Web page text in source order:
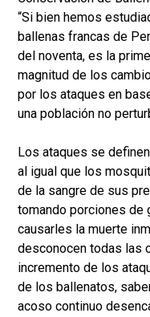
“Si bien hemos
ballenas francas de
del noventa, es la
magnitud de los
por los ataques en
una población no
Los ataques se
al igual que los
de la sangre de sus
tomando porciones de
causarles la muerte
desconocen todas las
incremento de los
de los ballenatos,
acoso continuo